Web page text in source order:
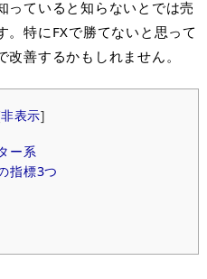
っていると知らないとでは売
。特に FXで勝てないと思って
善するかもしれません。
非表示]
ー系
指標3つ